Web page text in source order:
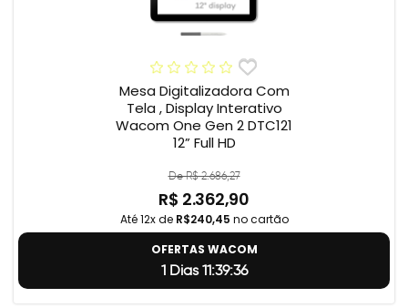
Mesa Digitalizadora Com
Tela , Display Interativo
Wacom One Gen 2 DTC121
12” Full HD
De R$ 2.686,27
R$ 2.362,90
Até 12x de R$240,45 no cartão
OFERTAS WACOM
1 Dias 11:39:35